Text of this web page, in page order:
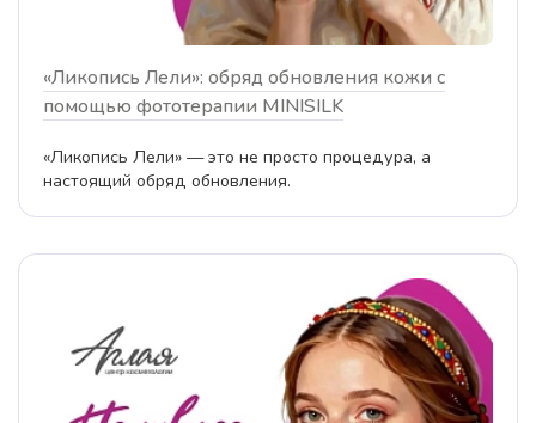
«Ликопись Лели»: обряд обновления кожи с
помощью фототерапии MINISILK
«Ликопись Лели» — это не просто процедура, а
настоящий обряд обновления.